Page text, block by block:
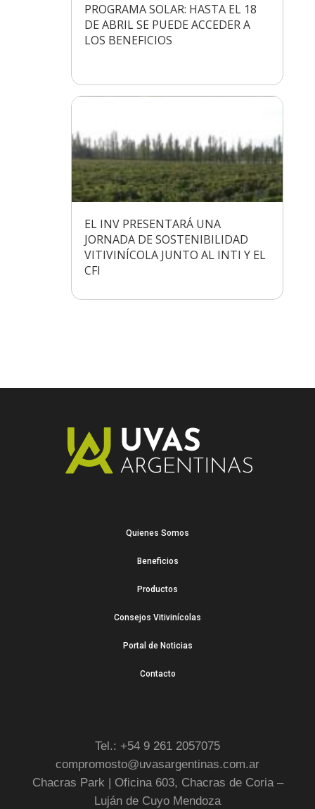
PROGRAMA SOLAR: HASTA EL 18
DE ABRIL SE PUEDE ACCEDER A
LOS BENEFICIOS
EL INV PRESENTARÁ UNA
JORNADA DE SOSTENIBILIDAD
VITIVINÍCOLA JUNTO AL INTI Y EL
CFI
Quienes Somos
Beneficios
Productos
Consejos Vitivinícolas
Portal de Noticias
Contacto
Tel.: +54 9 261 2057075
compromosto@uvasargentinas.com.ar
Chacras Park | Oficina 603, Chacras de Coria –
Luján de Cuyo Mendoza